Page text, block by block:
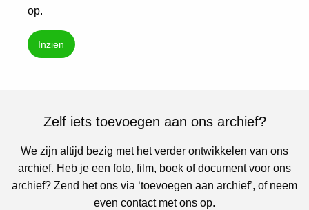
op.
Inzien
Zelf iets toevoegen aan ons archief?
We zijn altijd bezig met het verder ontwikkelen van ons
archief. Heb je een foto, film, boek of document voor ons
archief? Zend het ons via ‘toevoegen aan archief’, of neem
even contact met ons op.